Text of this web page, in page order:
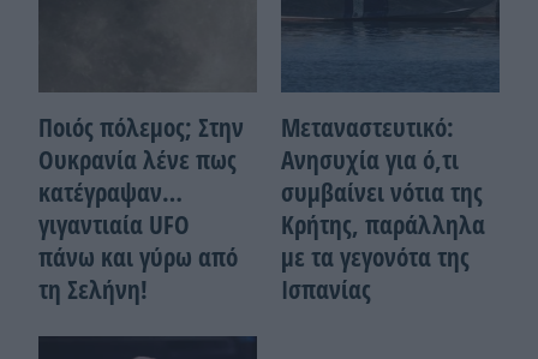
Ποιός πόλεμος; Στην
Ουκρανία λένε πως
κατέγραψαν…
γιγαντιαία UFO
πάνω και γύρω από
τη Σελήνη!
Μεταναστευτικό:
Ανησυχία για ό,τι
συμβαίνει νότια της
Κρήτης, παράλληλα
με τα γεγονότα της
Ισπανίας